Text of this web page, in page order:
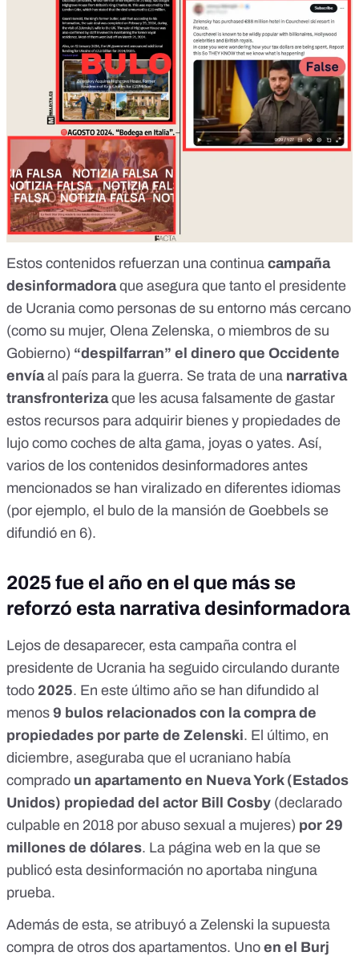
Estos contenidos refuerzan una continua campaña
desinformadoraque asegura que tanto el presidente
de Ucrania como personas de su entorno más cercano
(como su mujer, Olena Zelenska, o miembros de su
Gobierno) “despilfarran” el dinero que Occidente
envíaal país para la guerra. Se trata de una narrativa
transfronterizaque les acusa falsamente de gastar
estos recursos para adquirir bienes y propiedades de
lujo como coches de alta gama, joyas o yates. Así,
varios de los contenidos desinformadores antes
mencionados se han viralizado en diferentes idiomas
(por ejemplo, el bulo de la mansión de Goebbels se
difundió en 6).
2025 fue el año en el que más se
reforzó esta narrativa desinformadora
Lejos de desaparecer, esta campaña contra el
presidente de Ucrania ha seguido circulando durante
todo 2025. En este último año se han difundido al
menos 9 bulos relacionados con la compra de
propiedades por parte de Zelenski. El último, en
diciembre, aseguraba que el ucraniano había
comprado un apartamento en Nueva York (Estados
Unidos) propiedad del actor Bill Cosby (declarado
culpable en 2018 por abuso sexual a mujeres) por 29
millones de dólares. La página web en la que se
publicó esta desinformación no aportaba ninguna
prueba.
Además de esta, se atribuyó a Zelenski la supuesta
compra de otros dos apartamentos. Uno en el Burj